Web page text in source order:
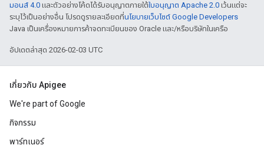
มอนส์ 4.0 และตัวอย่างโค้ดได้รับอนุญาตภายใต้ใบอนุญาต Apache 2.0 เว้นแต่จะ
ระบุไว้เป็นอย่างอื่น โปรดดูรายละเอียดที่นโยบายเว็บไซต์ Google Developers
Java เป็นเครื่องหมายการค้าจดทะเบียนของ Oracle และ/หรือบริษัทในเครือ
อัปเดตล่าสุด 2026-02-03 UTC
เกี่ยวกับ Apigee
We're part of Google
กิจกรรม
พาร์ทเนอร์